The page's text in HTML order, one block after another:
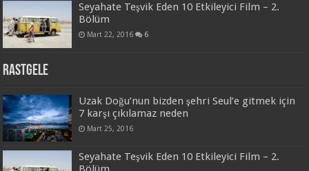
Seyahate Teşvik Eden 10 Etkileyici Film – 2.
Bölüm
Mart 22, 2016 6
Rastgele
Uzak Doğu’nun bizden şehri Seul’e gitmek için
7 karşı çıkılamaz neden
Mart 25, 2016
Seyahate Teşvik Eden 10 Etkileyici Film – 2.